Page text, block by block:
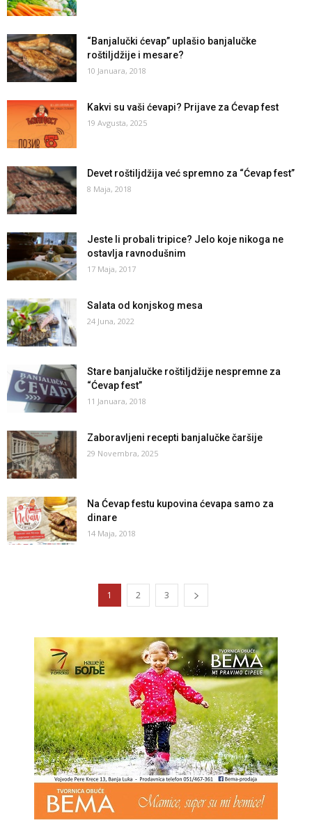
“Banjalučki ćevap” uplašio banjalučke
roštiljdžije i mesare?
10 Januara, 2018
Kakvi su vaši ćevapi? Prijave za Ćevap fest
19 Avgusta, 2025
Devet roštiljdžija već spremno za “Ćevap fest”
8 Maja, 2018
Jeste li probali tripice? Jelo koje nikoga ne
ostavlja ravnodušnim
17 Maja, 2017
Salata od konjskog mesa
24 Juna, 2022
Stare banjalučke roštiljdžije nespremne za
“Ćevap fest”
11 Januara, 2018
Zaboravljeni recepti banjalučke čaršije
29 Novembra, 2025
Na Ćevap festu kupovina ćevapa samo za
dinare
14 Maja, 2018
1 2 3